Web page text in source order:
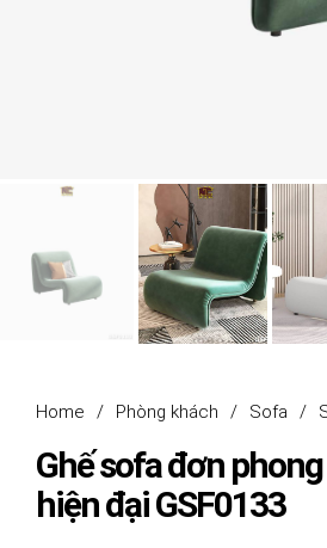
Home / Phòng khách / Sofa /
Ghế sofa đơn
hiện đại GSF0133